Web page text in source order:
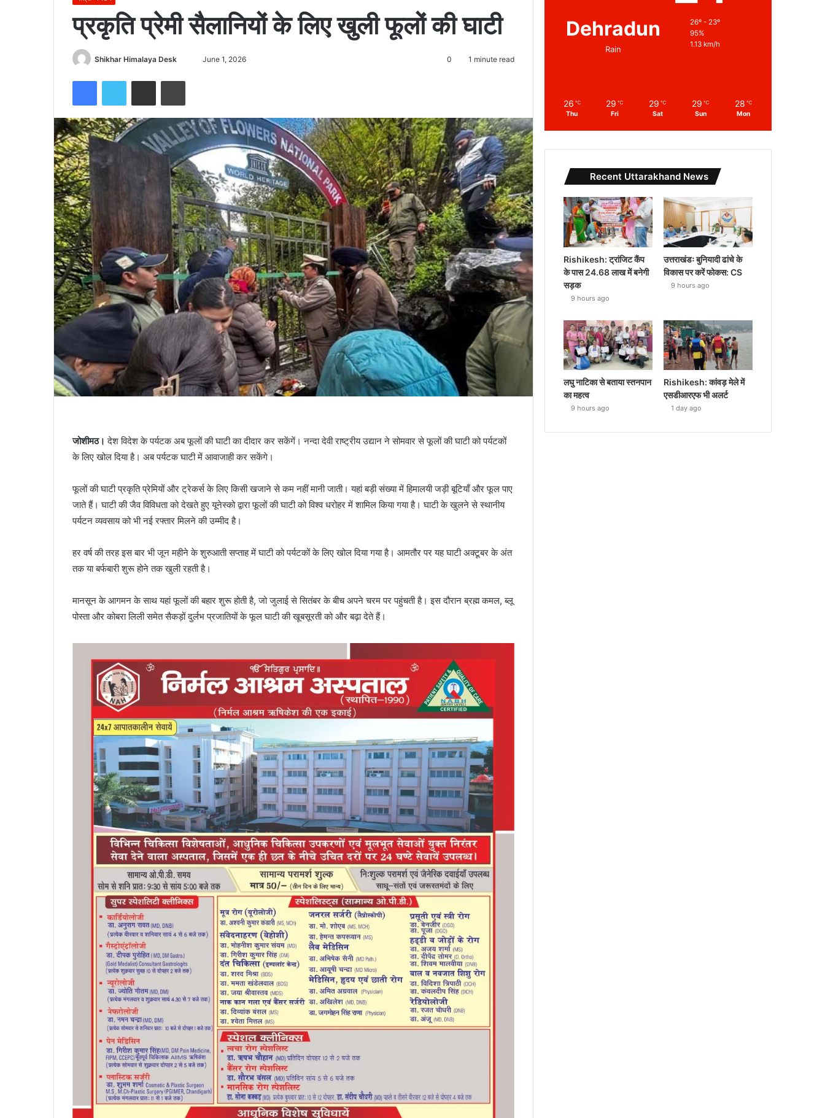
प्रकृति प्रेमी सैलानियों के लिए खुली फूलों की घाटी
Shikhar Himalaya Desk
SendJune 1, 2026 0 1 minute read
FacebookTwitter Share via Email Print
जोशीमठ। देश विदेश के पर्यटक अब फूलों की घाटी का दीदार कर सकेंगें। नन्दा देवी राष्ट्रीय उद्यान ने सोमवार से फूलों की घाटी को पर्यटकों
के लिए खोल दिया है। अब पर्यटक घाटी में आवाजाही कर सकेंगे।
फूलों की घाटी प्रकृति प्रेमियों और ट्रेकर्स के लिए किसी खजाने से कम नहीं मानी जाती। यहां बड़ी संख्या में हिमालयी जड़ी बूटियाँ और फूल पाए
जाते हैं। घाटी की जैव विविधता को देखते हुए यूनेस्को द्वारा फूलों की घाटी को विश्व धरोहर में शामिल किया गया है। घाटी के खुलने से स्थानीय
पर्यटन व्यवसाय को भी नई रफ्तार मिलने की उम्मीद है।
हर वर्ष की तरह इस बार भी जून महीने के शुरुआती सप्ताह में घाटी को पर्यटकों के लिए खोल दिया गया है। आमतौर पर यह घाटी अक्टूबर के अंत
तक या बर्फबारी शुरू होने तक खुली रहती है।
मानसून के आगमन के साथ यहां फूलों की बहार शुरू होती है, जो जुलाई से सितंबर के बीच अपने चरम पर पहुंचती है। इस दौरान ब्रह्म कमल, ब्लू
पोस्ता और कोबरा लिली समेत सैकड़ों दुर्लभ प्रजातियों के फूल घाटी की खूबसूरती को और बढ़ा देते हैं।
Dehradun
Rain
26º - 23º
95%
1.13 km/h
26 ℃
Thu
29 ℃
Fri
29 ℃
Sat
29 ℃
Sun
28 ℃
Mon
Recent Uttarakhand News
Rishikesh: ट्रांजिट कैंप
के पास 24.68 लाख में बनेगी
सड़क
9 hours ago
उत्तराखंडः बुनियादी ढांचे के
विकास पर करें फोकस: CS
9 hours ago
लघु नाटिका से बताया स्तनपान
का महत्व
9 hours ago
Rishikesh: कांवड़ मेले में
एसडीआरएफ भी अलर्ट
1 day ago